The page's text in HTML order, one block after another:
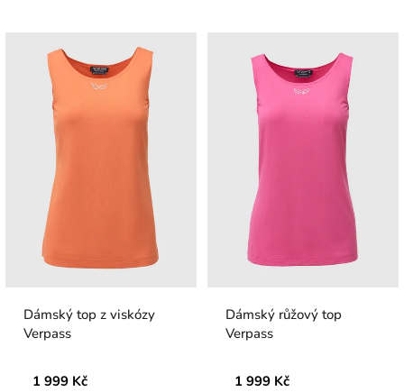
Dámský top z viskózy
Verpass
1 999 Kč
Dámský růžový top
Verpass
1 999 Kč